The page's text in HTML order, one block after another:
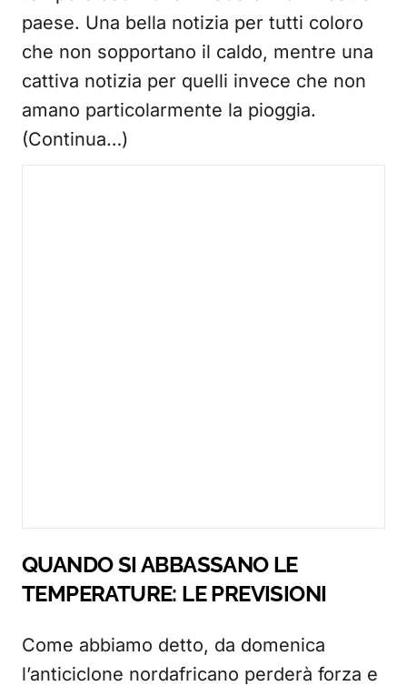
paese. Una bella notizia per tutti coloro
che non sopportano il caldo, mentre una
cattiva notizia per quelli invece che non
amano particolarmente la pioggia.
(Continua…)
QUANDO SI ABBASSANO LE
TEMPERATURE: LE PREVISIONI
Come abbiamo detto, da domenica
l’anticiclone nordafricano perderà forza e